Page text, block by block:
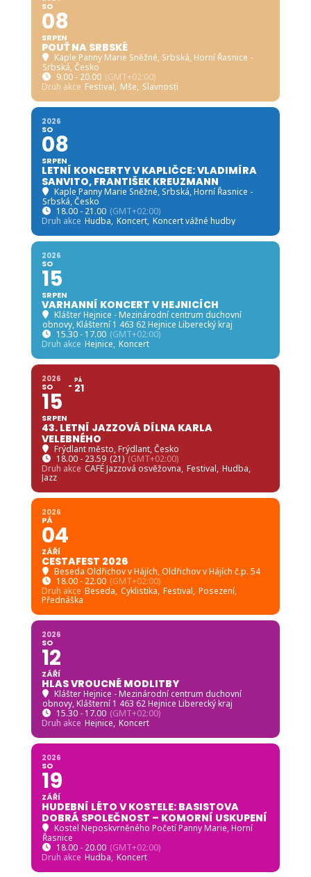
SO
08
SRPEN
POUŤ NA SRBSKÉ
Kaple Panny Marie Sněžné, Srbská, Horní Řasnice -
Srbská, Česko
9.00 - 20.00 (GMT+02:00)
Druh akce Festival, Mše, Slavnosti
2026
SO
08
SRPEN
LETNÍ KONCERTY V KAPLIČCE: VLADIMÍRA
SANVITO, FRANTIŠEK KREUZMANN
Kaple Panny Marie Sněžné, Srbská, Horní Řasnice -
Srbská, Česko
18.00 - 21.00 (GMT+02:00)
Druh akce Hudba, Koncert, Koncert vážné hudby
2026
SO
15
SRPEN
VARHANNÍ KONCERT V HEJNICÍCH
Klášter Hejnice - Mezinárodní centrum duchovní
obnovy, Klášterní 1 463 62 Hejnice Liberecký kraj
15.30 - 17.00 (GMT+02:00)
Druh akce Hejnice, Koncert
2026
SO
15
SRPEN
PÁ
21
43. LETNÍ JAZZOVÁ DÍLNA KARLA
VELEBNÉHO
Frýdlant město, Frýdlant, Česko
18.00 - 23.59 (21) (GMT+02:00)
Druh akce CAFÉ Jazzová osvěžovna, Festival, Hudba,
Jazz
2026
PÁ
04
ZÁŘÍ
CESTAFEST 2026
Beseda Oldřichov v Hájích, Oldřichov v Hájích č.p. 54
18.00 - 22.00 (GMT+02:00)
Druh akce Beseda, Cyklistika, Festival, Posezení,
Přednáška
2026
SO
12
ZÁŘÍ
HLAS VROUCNÉ MODLITBY
Klášter Hejnice - Mezinárodní centrum duchovní
obnovy, Klášterní 1 463 62 Hejnice Liberecký kraj
15.30 - 17.00 (GMT+02:00)
Druh akce Hejnice, Koncert
2026
SO
19
ZÁŘÍ
HUDEBNÍ LÉTO V KOSTELE: BASISTOVA
DOBRÁ SPOLEČNOST – KOMORNÍ USKUPENÍ
Kostel Neposkvrněného Početí Panny Marie, Horní
Řasnice
18.00 - 20.00 (GMT+02:00)
Druh akce Hudba, Koncert